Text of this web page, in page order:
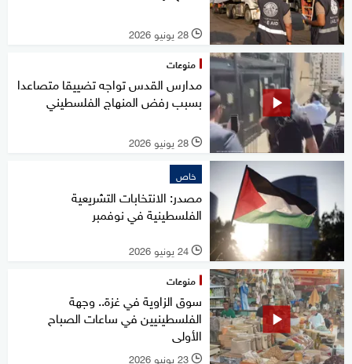
l 28 يونيو 2026
منوعات
مدارس القدس تواجه تضييقا متصاعدا
بسبب رفض المنهاج الفلسطيني
l 28 يونيو 2026
خاص
مصدر: الانتخابات التشريعية
الفلسطينية في نوفمبر
l 24 يونيو 2026
منوعات
سوق الزاوية في غزة.. وجهة
الفلسطينيين في ساعات الصباح
الأولى
l 23 يونيو 2026